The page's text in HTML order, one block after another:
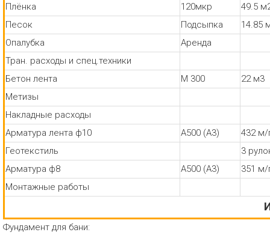
Плёнка
120мкр
49.5
Песок
Подсыпка
14.85
Опалубка
Аренда
Тран. расходы и спец.техники
Бетон лента
М 300
22 м3
Метизы
Накладные расходы
Арматура лента ф10
А500 (А3)
432 м/
Геотекстиль
3
Арматура ф8
А500 (А3)
351 м/
Монтажные работы
Фундамент для бани: